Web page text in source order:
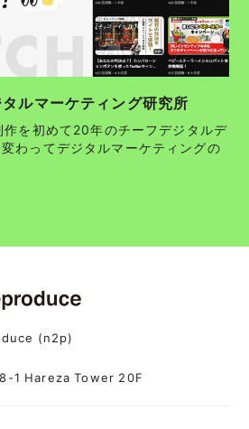
タルマーケティング研究所
作を初めて20年のチーフデジタルデ
わってデジタルマーケティングの
(n2p)
1 Hareza Tower 20F